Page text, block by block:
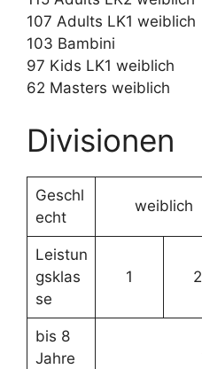
107 Adults LK1 weiblich
103 Bambini
97 Kids LK1 weiblich
62 Masters weiblich
Divisionen
Geschl
echt
weiblich
Leistun
gsklas
se
1 2
bis 8
Jahre